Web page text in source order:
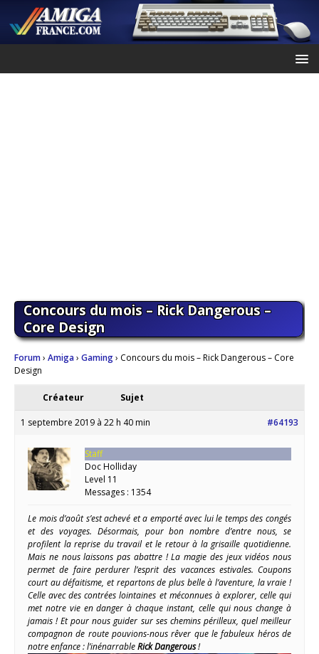
Concours du mois – Rick Dangerous –
Core Design
Forum› Amiga› Gaming› Concours du mois – Rick Dangerous – Core
Design
Créateur Sujet
1 septembre 2019 à 22 h 40 min #64193
Staff
Doc Holliday
Level 11
Messages : 1354
Le mois d’août s’est achevé et a emporté avec lui le temps des congés
et des voyages. Désormais, pour bon nombre d’entre nous, se
profilent la reprise du travail et le retour à la grisaille quotidienne.
Mais ne nous laissons pas abattre ! La magie des jeux vidéos nous
permet de faire perdurer l’esprit des vacances estivales. Coupons
court au défaitisme, et repartons de plus belle à l’aventure, la vraie !
Celle avec des contrées lointaines et méconnues à explorer, celle qui
met notre vie en danger à chaque instant, celle qui nous change à
jamais ! Et pour nous guider sur ses chemins périlleux, quel meilleur
compagnon de route pouvions-nous rêver que le fabuleux héros de
notre enfance : l’inénarrableRick Dangerous!